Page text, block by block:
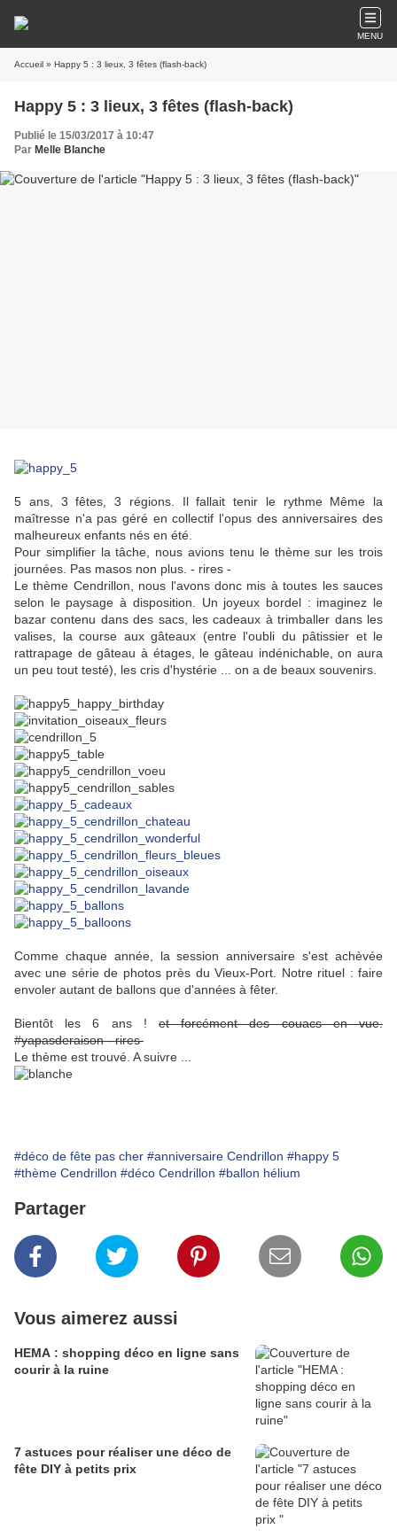
MENU
Accueil » Happy 5 : 3 lieux, 3 fêtes (flash-back)
Happy 5 : 3 lieux, 3 fêtes (flash-back)
Publié le 15/03/2017 à 10:47
Par Melle Blanche
5 ans, 3 fêtes, 3 régions. Il fallait tenir le rythme Même la
maîtresse n'a pas géré en collectif l'opus des anniversaires des
malheureux enfants nés en été.
Pour simplifier la tâche, nous avions tenu le thème sur les trois
journées. Pas masos non plus. - rires -
Le thème Cendrillon, nous l'avons donc mis à toutes les sauces
selon le paysage à disposition. Un joyeux bordel : imaginez le
bazar contenu dans des sacs, les cadeaux à trimballer dans les
valises, la course aux gâteaux (entre l'oubli du pâtissier et le
rattrapage de gâteau à étages, le gâteau indénichable, on aura
un peu tout testé), les cris d'hystérie ... on a de beaux souvenirs.
Comme chaque année, la session anniversaire s'est achèvée
avec une série de photos près du Vieux-Port. Notre rituel : faire
envoler autant de ballons que d'années à fêter.
Bientôt les 6 ans ! et forcément des couacs en vue.
#yapasderaison - rires
Le thème est trouvé. A suivre ...
#déco de fête pas cher #anniversaire Cendrillon #happy 5
#thème Cendrillon #déco Cendrillon #ballon hélium
Partager
Vous aimerez aussi
HEMA : shopping déco en ligne sans
courir à la ruine
7 astuces pour réaliser une déco de
fête DIY à petits prix